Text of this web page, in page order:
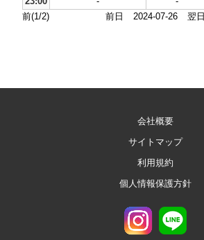
前(1/2)
前日 2024-07-26 翌日
会社概要
サイトマップ
利用規約
個人情報保護方針